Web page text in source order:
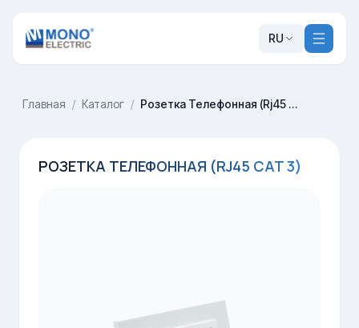
RU
Главная / Каталог / Розетка Телефонная (Rj45 Cat 3)
РОЗЕТКА ТЕЛЕФОННАЯ (RJ45 CAT 3)